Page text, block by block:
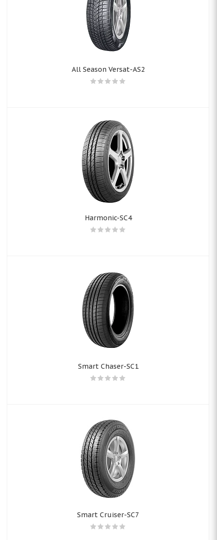
All Season Versat-AS2
Harmonic-SC4
Smart Chaser-SC1
Smart Cruiser-SC7